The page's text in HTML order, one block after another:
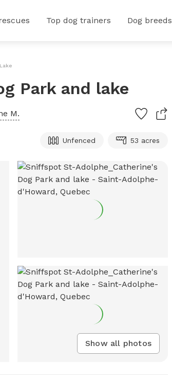
Top dog trainers Dog breeds
Park and lake
M.
Unfenced 53 acres
Show all photos